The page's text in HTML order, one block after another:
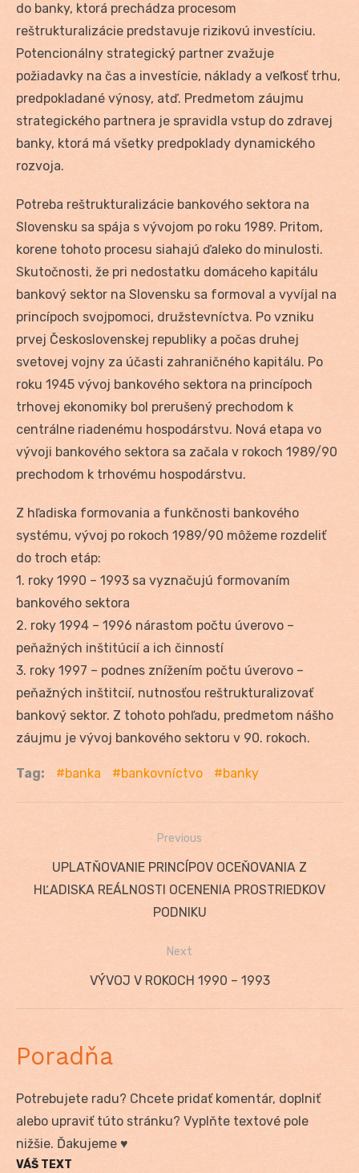
do banky, ktorá prechádza procesom
reštrukturalizácie predstavuje rizikovú investíciu.
Potencionálny strategický partner zvažuje
požiadavky na čas a investície, náklady a veľkosť trhu,
predpokladané výnosy, atď. Predmetom záujmu
strategického partnera je spravidla vstup do zdravej
banky, ktorá má všetky predpoklady dynamického
rozvoja.
Potreba reštrukturalizácie bankového sektora na
Slovensku sa spája s vývojom po roku 1989. Pritom,
korene tohoto procesu siahajú ďaleko do minulosti.
Skutočnosti, že pri nedostatku domáceho kapitálu
bankový sektor na Slovensku sa formoval a vyvíjal na
princípoch svojpomoci, družstevníctva. Po vzniku
prvej Československej republiky a počas druhej
svetovej vojny za účasti zahraničného kapitálu. Po
roku 1945 vývoj bankového sektora na princípoch
trhovej ekonomiky bol prerušený prechodom k
centrálne riadenému hospodárstvu. Nová etapa vo
vývoji bankového sektora sa začala v rokoch 1989/90
prechodom k trhovému hospodárstvu.
Z hľadiska formovania a funkčnosti bankového
systému, vývoj po rokoch 1989/90 môžeme rozdeliť
do troch etáp:
1. roky 1990 – 1993 sa vyznačujú formovaním
bankového sektora
2. roky 1994 – 1996 nárastom počtu úverovo –
peňažných inštitúcií a ich činností
3. roky 1997 – podnes znížením počtu úverovo –
peňažných inštitcií, nutnosťou reštrukturalizovať
bankový sektor. Z tohoto pohľadu, predmetom nášho
záujmu je vývoj bankového sektoru v 90. rokoch.
Tag: banka bankovníctvo banky
Navigácia
Previous
Previous
post:
UPLATŇOVANIE PRINCÍPOV OCEŇOVANIA Z
HĽADISKA REÁLNOSTI OCENENIA PROSTRIEDKOV
PODNIKU
Next
Next
VÝVOJ V ROKOCH 1990 – 1993
Poradňa
Potrebujete radu? Chcete pridať komentár, doplniť
alebo upraviť túto stránku? Vyplňte textové pole
nižšie. Ďakujeme ♥
VÁŠ TEXT